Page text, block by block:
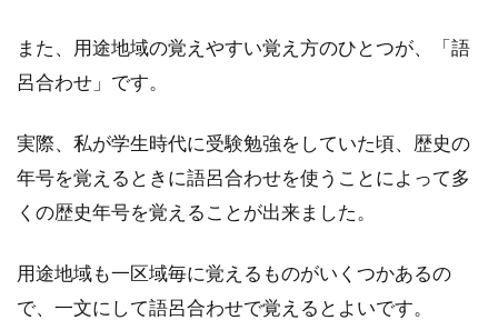
また、用途地域の覚えやすい覚え方のひとつが、「語
呂合わせ」です。
実際、私が学生時代に受験勉強をしていた頃、歴史の
年号を覚えるときに語呂合わせを使うことによって多
くの歴史年号を覚えることが出来ました。
用途地域も一区域毎に覚えるものがいくつかあるの
で、一文にして語呂合わせで覚えるとよいです。